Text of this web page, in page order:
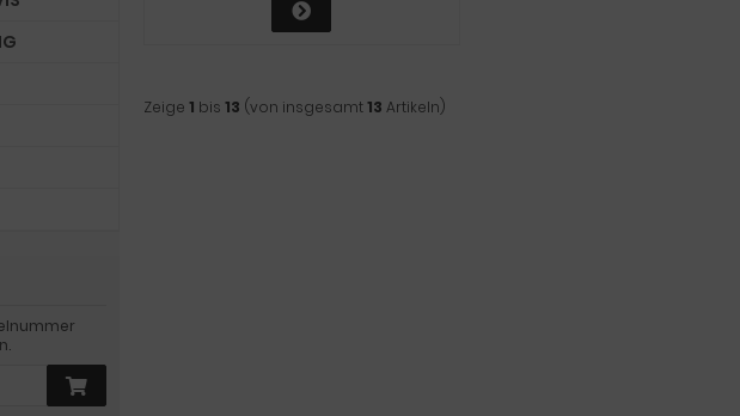
Zeige 1 bis 13 (von insgesamt13 Artikeln)